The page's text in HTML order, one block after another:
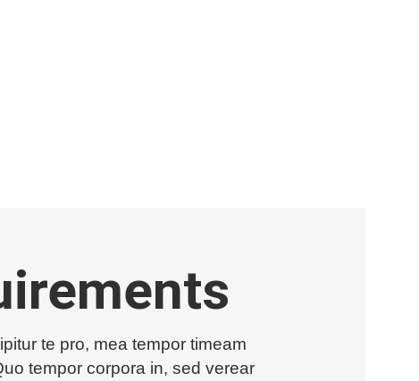
te pro, mea tempor timeam
tempor corpora in, sed verear